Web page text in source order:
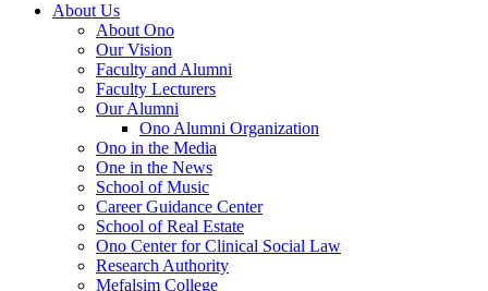
About Us
About Ono
Our Vision
Faculty and Alumni
Faculty Lecturers
Our Alumni
Ono Alumni Organization
Ono in the Media
One in the News
School of Music
Career Guidance Center
School of Real Estate
Ono Center for Clinical Social Law
Research Authority
Mefalsim College